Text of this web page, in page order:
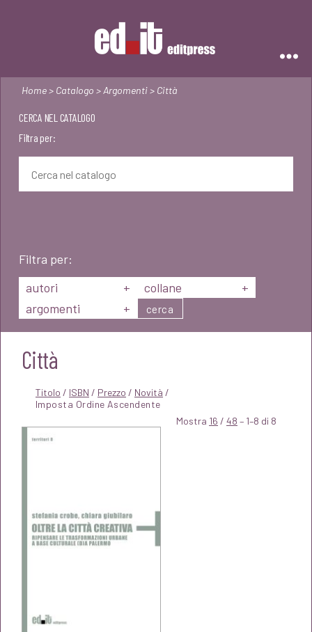
Home> Catalogo > Argomenti> Città
CERCA NEL CATALOGO
Filtra per:
Filtra per:
autori
+ collane
+
argomenti
+ cerca
Città
Titolo / ISBN / Prezzo / Novità /
Mostra 16 / 48 – 1–8 di 8